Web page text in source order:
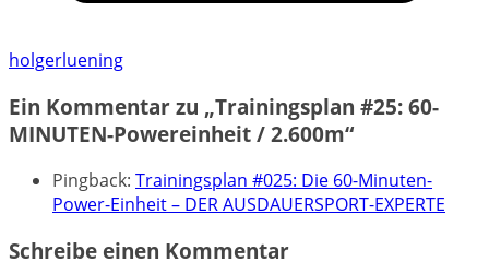
holgerluening
Ein Kommentar zu „Trainingsplan #25: 60-
MINUTEN-Powereinheit / 2.600m“
Pingback: Trainingsplan #025: Die 60-Minuten-
Power-Einheit – DER AUSDAUERSPORT-EXPERTE
Schreibe einen Kommentar